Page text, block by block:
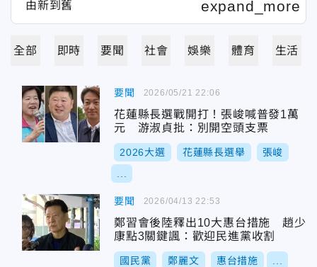
全部 即時 要聞 社會 娛樂 體育 生活
要聞
花蓮縣長選戰開打！張峻喊普發1萬
元 游淑貞批：別開空頭支票
2026大選 花蓮縣長選舉 張峻
2026/05/21 22:06
要聞
鄭習會後陸釋出10大惠台措施 趙少
康點3關鍵諷：歡迎民進黨收割
國民黨 鄭麗文 惠台措施
2026/04/13 22:53